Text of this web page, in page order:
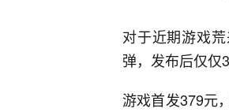
对于近期游戏
弹，发布后仅仅
游戏首发379元